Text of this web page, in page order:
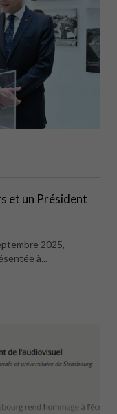
et un Président
2025,
à...